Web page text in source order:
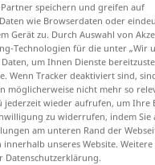
Dänisch
speichern und greifen auf
wie Browserdaten oder
Gerät zu. Durch Auswahl von
Technologien für die unter „Wir
um Ihnen Dienste
Wenn Tracker deaktiviert sind,
möglicherweise nicht mehr so
jederzeit wieder aufrufen, um Ihre
zu widerrufen, indem Sie
am unteren Rand der
innerhalb unseres Website.
Datenschutzerklärung.